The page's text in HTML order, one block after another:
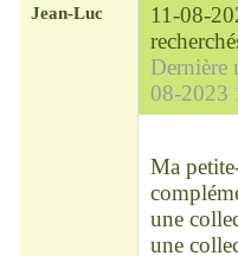
Jean-Luc 11-08-
Dernière
08-2023
Ma
une
une